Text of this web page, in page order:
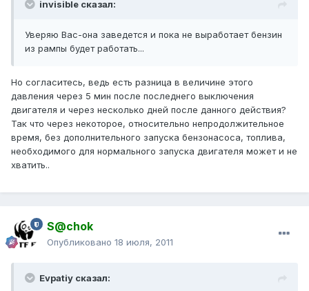
invisible сказал:
Уверяю Вас-она заведется и пока не выработает бензин
из рампы будет работать...
Но согласитесь, ведь есть разница в величине этого
давления через 5 мин после последнего выключения
двигателя и через несколько дней после данного действия?
Так что через некоторое, относительно непродолжительное
время, без дополнительного запуска бензонасоса, топлива,
необходимого для нормального запуска двигателя может и не
хватить..
S@chok
Опубликовано 18 июля, 2011
Evpatiy сказал: